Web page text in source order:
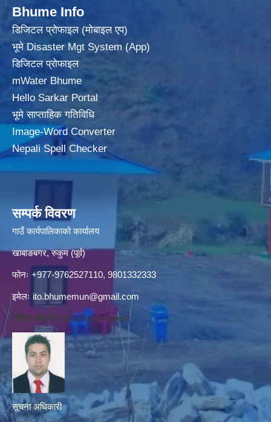
Bhume Info
डिजिटल प्रोफाइल (मोबाइल एप)
भूमे Disaster Mgt System (App)
डिजिटल प्रोफाइल
mWater Bhume
Hello Sarkar Portal
भूमे साप्ताहिक गतिविधि
Image-Word Converter
Nepali Spell Checker
सम्पर्क विवरण
गाउँ कार्यपालिकाको कार्यालय
खाबाङबगर, रुकुम (पूर्व)
फोनः +977-9762527110, 9801332333
इमेलः ito.bhumemun@gmail.com
नोटिस बोर्ड नं. १६१८०८८४१३०७२
सूचना अधिकारी